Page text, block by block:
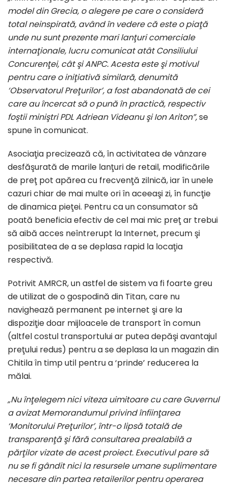
model din Grecia, o alegere pe care o consideră
total neinspirată, având în vedere că este o piaţă
unde nu sunt prezente mari lanţuri comerciale
internaţionale, lucru comunicat atât Consiliului
Concurenţei, cât şi ANPC. Acesta este şi motivul
pentru care o iniţiativă similară, denumită
‘Observatorul Preţurilor’, a fost abandonată de cei
care au încercat să o pună în practică, respectiv
foştii miniştri PDL Adriean Videanu şi Ion Ariton”,se
spune în comunicat.
Asociaţia precizează că, în activitatea de vânzare
desfăşurată de marile lanţuri de retail, modificările
de preţ pot apărea cu frecvenţă zilnică, iar în unele
cazuri chiar de mai multe ori în aceeaşi zi, în funcţie
de dinamica pieţei. Pentru ca un consumator să
poată beneficia efectiv de cel mai mic preţ ar trebui
să aibă acces neîntrerupt la Internet, precum şi
posibilitatea de a se deplasa rapid la locaţia
respectivă.
Potrivit AMRCR, un astfel de sistem va fi foarte greu
de utilizat de o gospodină din Titan, care nu
navighează permanent pe internet şi are la
dispoziţie doar mijloacele de transport în comun
(altfel costul transportului ar putea depăşi avantajul
preţului redus) pentru a se deplasa la un magazin din
Chitila în timp util pentru a ‘prinde’ reducerea la
mălai.
„Nu înţelegem nici viteza uimitoare cu care Guvernul
a avizat Memorandumul privind înfiinţarea
‘Monitorului Preţurilor’, într-o lipsă totală de
transparenţă şi fără consultarea prealabilă a
părţilor vizate de acest proiect. Executivul pare să
nu se fi gândit nici la resursele umane suplimentare
necesare din partea retailerilor pentru operarea